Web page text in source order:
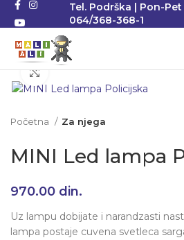
Tel. Podrška | Pon-
064/368-368-1
Klikni da uvećaš
Početna Za njega
MINI Led lampa
970.00 din.
Uz lampu dobijate i narandzasti
lampa postaje cuvena svetleca